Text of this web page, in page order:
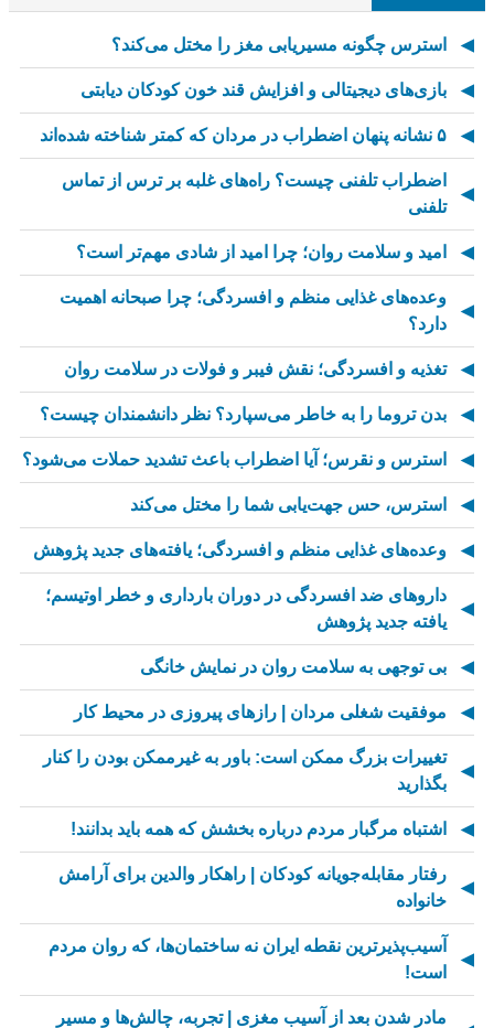
استرس چگونه مسیریابی مغز را مختل می‌کند؟
بازی‌های دیجیتالی و افزایش قند خون کودکان دیابتی
۵ نشانه پنهان اضطراب در مردان که کمتر شناخته شده‌اند
اضطراب تلفنی چیست؟ راه‌های غلبه بر ترس از تماس
تلفنی
امید و سلامت روان؛ چرا امید از شادی مهم‌تر است؟
وعده‌های غذایی منظم و افسردگی؛ چرا صبحانه اهمیت
دارد؟
تغذیه و افسردگی؛ نقش فیبر و فولات در سلامت روان
بدن تروما را به خاطر می‌سپارد؟ نظر دانشمندان چیست؟
استرس و نقرس؛ آیا اضطراب باعث تشدید حملات می‌شود؟
استرس، حس جهت‌یابی شما را مختل می‌کند
وعده‌های غذایی منظم و افسردگی؛ یافته‌های جدید پژوهش
داروهای ضد افسردگی در دوران بارداری و خطر اوتیسم؛
یافته جدید پژوهش
بی توجهی به سلامت روان در نمایش خانگی
موفقیت شغلی مردان | رازهای پیروزی در محیط کار
تغییرات بزرگ ممکن است: باور به غیرممکن بودن را کنار
بگذارید
اشتباه مرگبار مردم درباره بخشش که همه باید بدانند!
رفتار مقابله‌جویانه کودکان | راهکار والدین برای آرامش
خانواده
آسیب‌پذیرترین نقطه ایران نه ساختمان‌ها، که روان مردم
است!
مادر شدن بعد از آسیب مغزی | تجربه، چالش‌ها و مسیر